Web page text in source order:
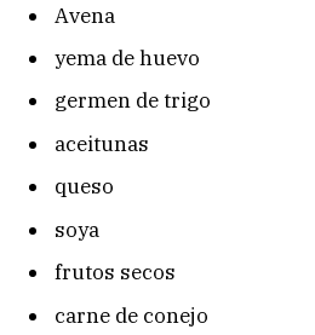
Avena
yema de huevo
germen de trigo
aceitunas
queso
soya
frutos secos
carne de conejo